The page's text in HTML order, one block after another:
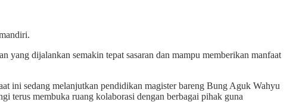
yang dijalankan semakin tepat sasaran dan mampu memberikan manfaat
ini sedang melanjutkan pendidikan magister bareng Bung Aguk Wahyu
terus membuka ruang kolaborasi dengan berbagai pihak guna